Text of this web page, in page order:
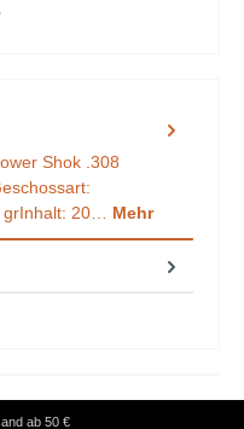
Shok .308
grInhalt: 20… Mehr
ab 50 €